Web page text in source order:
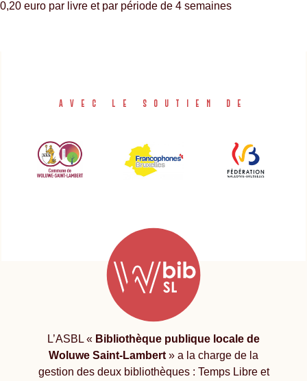
0,20 euro par livre et par période de 4 semaines
AVEC LE SOUTIEN DE
L’ASBL « Bibliothèque publique locale de
Woluwe Saint-Lambert » a la charge de la
gestion des deux bibliothèques : Temps Libre et